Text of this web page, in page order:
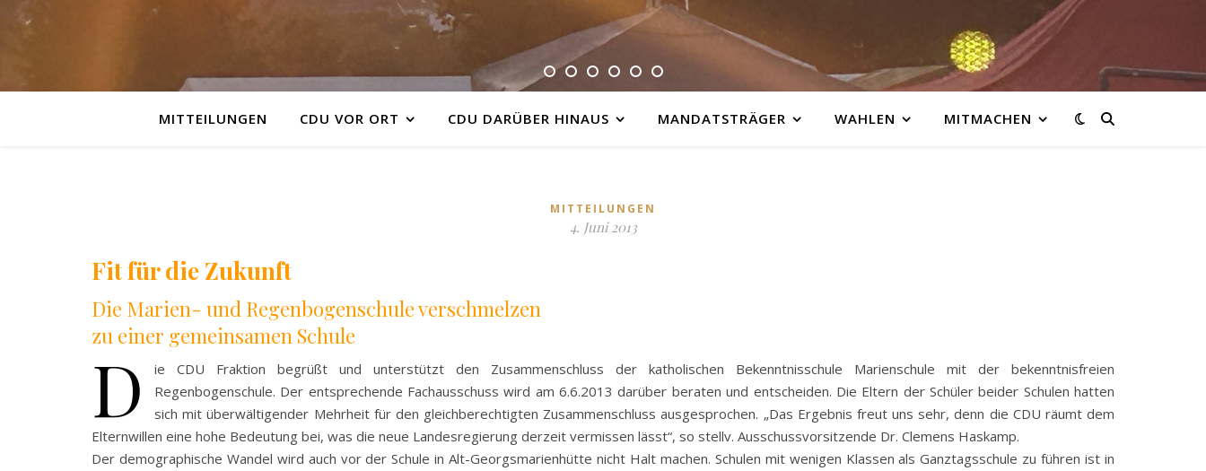
MITTEILUNGEN CDU VOR ORT CDU DARÜBER HINAUS MANDATSTRÄGER WAHLEN MITMACHEN
MITTEILUNGEN
4. Juni 2013
Fit für die Zukunft
Die Marien- und Regenbogenschule verschmelzen
zu einer gemeinsamen Schule
D
ie CDU Fraktion begrüßt und unterstützt den Zusammenschluss der katholischen Bekenntnisschule Marienschule mit der bekenntnisfreien
Regenbogenschule. Der entsprechende Fachausschuss wird am 6.6.2013 darüber beraten und entscheiden. Die Eltern der Schüler beider Schulen hatten
sich mit überwältigender Mehrheit für den gleichberechtigten Zusammenschluss ausgesprochen. „Das Ergebnis freut uns sehr, denn die CDU räumt dem
Elternwillen eine hohe Bedeutung bei, was die neue Landesregierung derzeit vermissen lässt“, so stellv. Ausschussvorsitzende Dr. Clemens Haskamp.
Der demographische Wandel wird auch vor der Schule in Alt-Georgsmarienhütte nicht Halt machen. Schulen mit wenigen Klassen als Ganztagsschule zu führen ist in